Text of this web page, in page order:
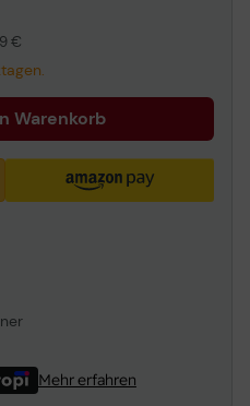
€
Warenkorb
Mehr erfahren